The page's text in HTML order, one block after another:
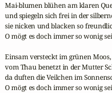
Mai-blumen blühen am klaren
und spiegeln sich frei in der
sie nicken und blacken so
O mögt es doch immer so wonig
Einsam versteckt im grünen Moos,
vom Thau benetzt in der Mutter
da duften die Veilchen im
O mögt es doch immer so wonig